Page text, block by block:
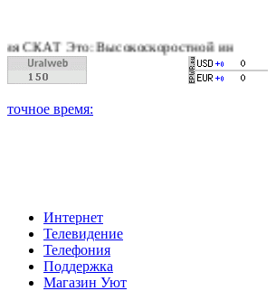
Это: Высокоскоростной интернет,
Интернет
Телевидение
Телефония
Поддержка
Магазин Уют